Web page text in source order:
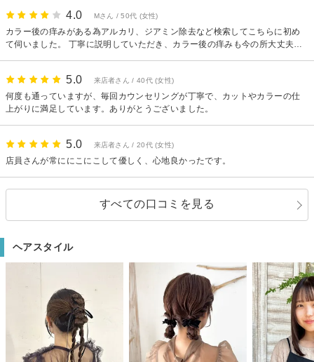
4.0 Mさん / 50代 (女性)
カラー後の痒みがある為アルカリ、ジアミン除去など検索してこちらに初め
て伺いました。 丁寧に説明していただき、カラー後の痒みも今の所大丈夫で
5.0 来店者さん / 40代 (女性)
何度も通っていますが、毎回カウンセリングが丁寧で、カットやカラーの仕
上がりに満足しています。ありがとうございました。
5.0 来店者さん / 20代 (女性)
店員さんが常ににこにこして優しく、心地良かったです。
すべての口コミを見る
ヘアスタイル